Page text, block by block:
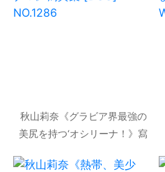
秋山莉奈《グラビア界最強の
美尻を持つ‘オシリーナ！》寫